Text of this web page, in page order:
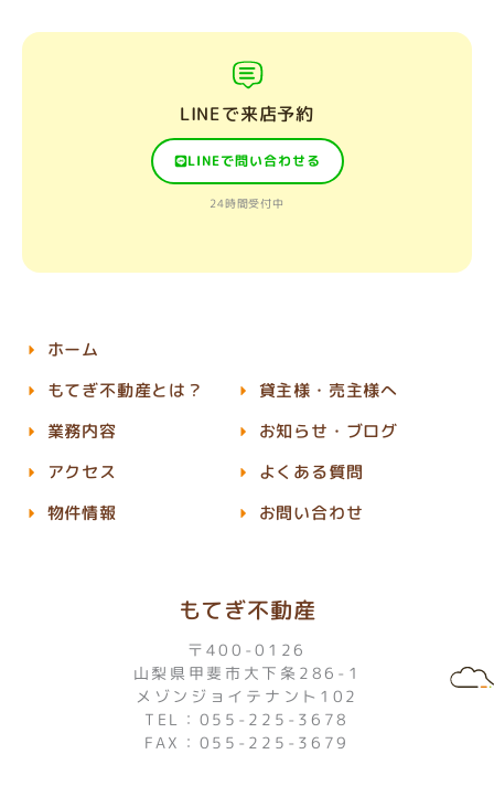
LINEで来店予約
LINEで問い合わせる
24時間受付中
もてぎ不動産
〒400-0126
山梨県甲斐市大下条286-1
メゾンジョイテナント102
TEL：055-225-3678
FAX：055-225-3679
ホーム
もてぎ不動産とは？
業務内容
アクセス
物件情報
貸主様・売主様へ
お知らせ・ブログ
よくある質問
お問い合わせ